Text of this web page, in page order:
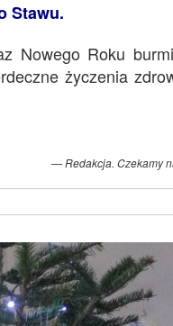
Stawu.
Nowego Roku
życzenia
Redakcja. Czekamy